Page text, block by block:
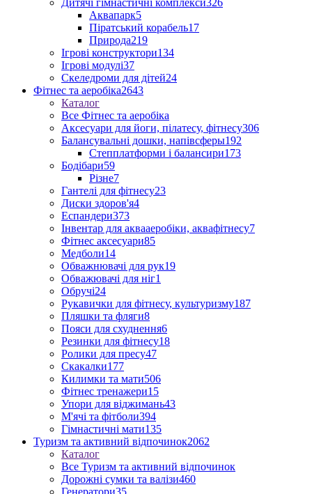
Дитячі гімнастичні комплекси326
Аквапарк5
Піратський корабель17
Природа219
Ігрові конструктори134
Ігрові модулі37
Скеледроми для дітей24
Фітнес та аеробіка2643
Каталог
Все Фітнес та аеробіка
Аксесуари для йоги, пілатесу, фітнесу306
Балансувальні дошки, напівсферы192
Степплатформи і балансири173
Бодібари59
Різне7
Гантелі для фітнесу23
Диски здоров'я4
Еспандери373
Інвентар для аквааеробіки, аквафітнесу7
Фітнес аксесуари85
Медболи14
Обважнювачі для рук19
Обважювачі для ніг1
Обручі24
Рукавички для фітнесу, культуризму187
Пляшки та фляги8
Пояси для схуднення6
Резинки для фітнесу18
Ролики для пресу47
Скакалки177
Килимки та мати506
Фітнес тренажери15
Упори для віджимань43
М'ячі та фітболи394
Гімнастичні мати135
Туризм та активний відпочинок2062
Каталог
Все Туризм та активний відпочинок
Дорожні сумки та валізи460
Генератори35